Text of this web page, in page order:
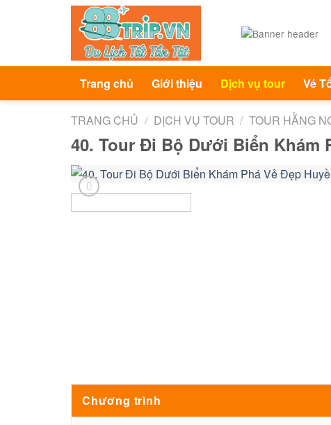
Trang chủ Giới thiệu Dịch vụ tour Vé
TRANG CHỦ / DỊCH VỤ TOUR / TOUR HẰNG
40. Tour Đi Bộ Dưới Biển Khám
Chương trình